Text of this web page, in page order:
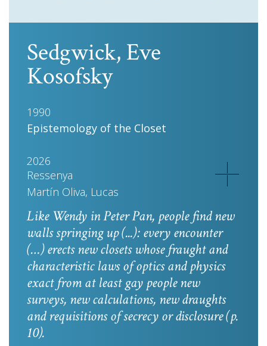
Sedgwick, Eve
Kosofsky
1990
Epistemology of the Closet
2026
Ressenya
Martín Oliva, Lucas
Like Wendy inPeter Pan, people find new
walls springing up (...): every encounter
(…) erects new closets whose fraught and
characteristic laws of optics and physics
exact from at least gay people new
surveys, new calculations, new draughts
and requisitions of secrecy or disclosure(p.
10).